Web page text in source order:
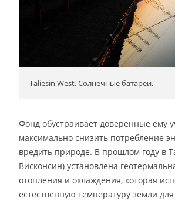
Taliesin West. Солнечные батареи.
Фонд обустраивает доверенные ему
максимально снизить потребление
вредить природе. В прошлом году в
Висконсин) установлена
отопления и охлаждения, которая
естественную температуру земли